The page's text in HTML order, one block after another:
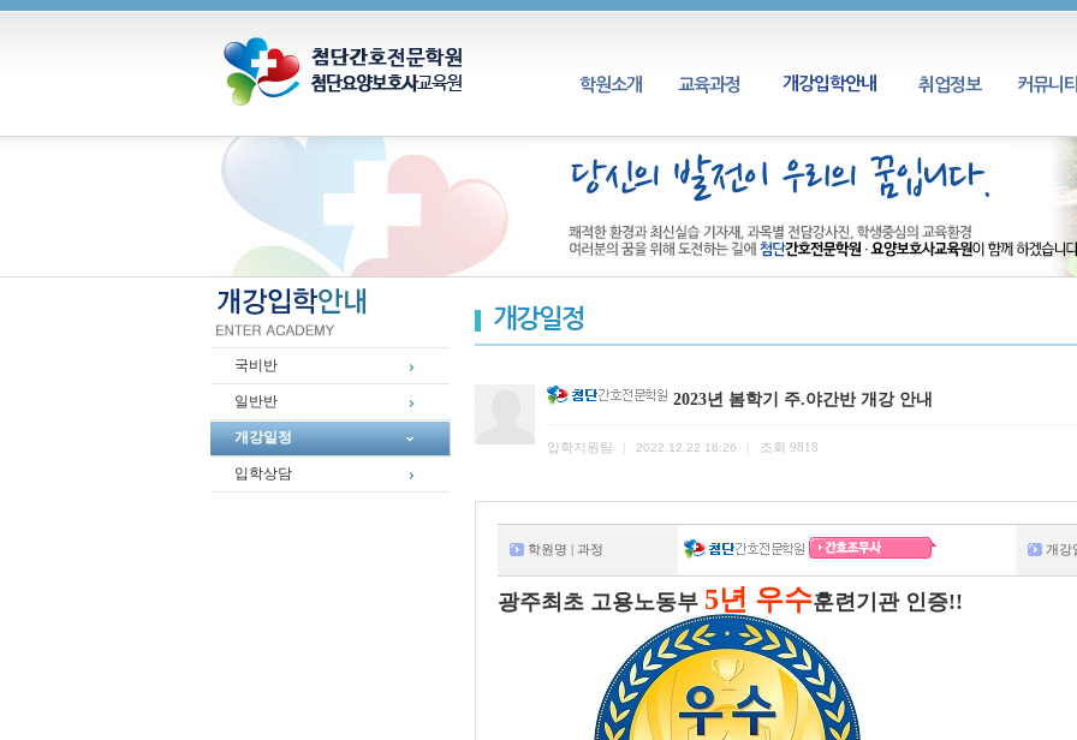
학원소개 교육과정 개강입학안내 취업정보 커뮤니티
국비반
일반반
개강일정
입학상담
개강일정
2023년 봄학기 주.야간반 개강 안내
입학지원팀 2022.12.22 16:26 조회 9818
학원명 | 과정 개강
광주최초 고용노동부 5년 우수훈련기관 인증!!